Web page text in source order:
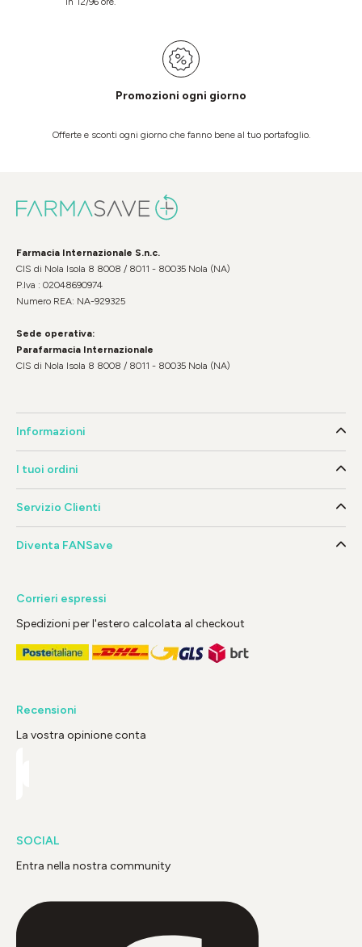
Promozioni ogni giorno
Offerte e sconti ogni giorno che fanno bene al tuo portafoglio.
Farmacia Internazionale S.n.c.
CIS di Nola Isola 8 8008 / 8011 - 80035 Nola (NA)
P.Iva : 02048690974
Numero REA: NA-929325
Sede operativa:
Parafarmacia Internazionale
CIS di Nola Isola 8 8008 / 8011 - 80035 Nola (NA)
Informazioni
I tuoi ordini
Servizio Clienti
Diventa FANSave
Corrieri espressi
Spedizioni per l'estero calcolata al checkout
Recensioni
La vostra opinione conta
SOCIAL
Entra nella nostra community